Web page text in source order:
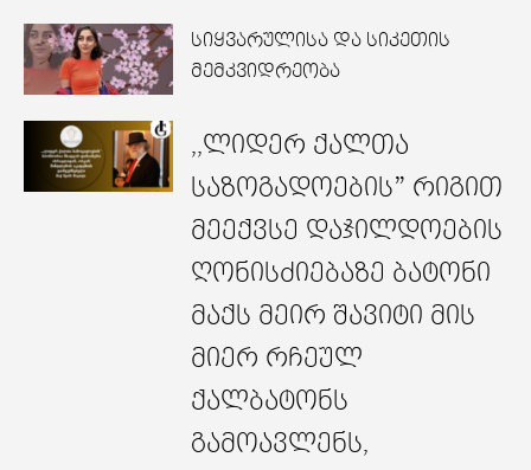
სიყვარულისა და სიკეთის
მემკვიდრეობა
,,ლიდერ ქალთა
საზოგადოების” რიგით
მეექვსე დაჯილდოების
ღონისძიებაზე ბატონი
მაქს მეირ შავიტი მის
მიერ რჩეულ
ქალბატონს
გამოავლენს,